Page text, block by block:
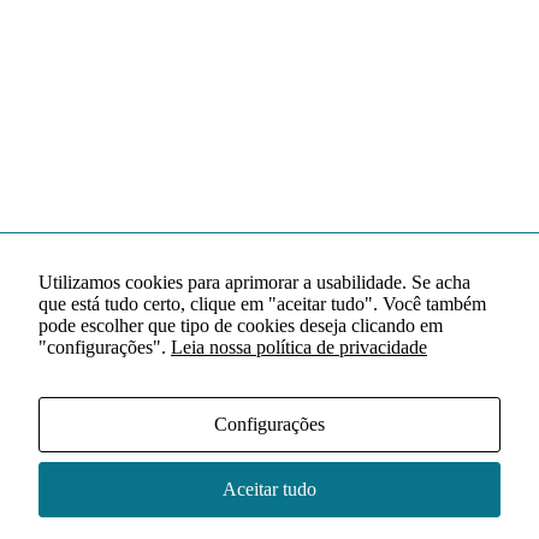
Utilizamos cookies para aprimorar a usabilidade. Se acha
que está tudo certo, clique em "aceitar tudo". Você também
pode escolher que tipo de cookies deseja clicando em
"configurações". Leia nossa política de privacidade
Configurações
Aceitar tudo